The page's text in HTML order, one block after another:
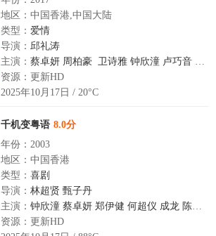
地区：中国香港,中国大陆
类型： 爱情
导演： 邱礼涛
主演： 蔡卓妍 周柏豪 卫诗雅 钟欣潼 卢巧音 郑
资源：更新HD
2025年10月17日 / 20°C
千机变粤语 8.0分
年份：2003
地区：中国香港
类型： 喜剧
导演： 林超贤 甄子丹
主演： 钟欣潼 蔡卓妍 郑伊健 何超仪 成龙 陈冠希
资源：更新HD